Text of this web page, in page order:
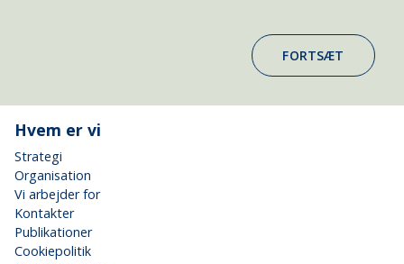
FORTSÆT
Hvem er vi
Strategi
Organisation
Vi arbejder for
Kontakter
Publikationer
Cookiepolitik